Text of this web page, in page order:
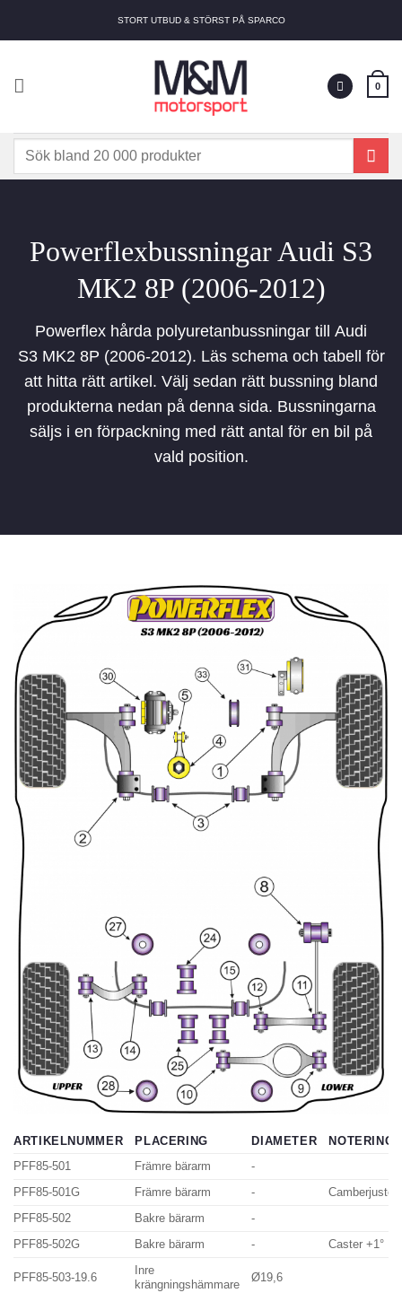
STORT UTBUD & STÖRST PÅ SPARCO
0
Sök
Powerflexbussningar Audi S3
MK2 8P (2006-2012)
Powerflex hårda polyuretanbussningar till Audi
S3 MK2 8P (2006-2012). Läs schema och tabell för
att hitta rätt artikel. Välj sedan rätt bussning bland
produkterna nedan på denna sida. Bussningarna
säljs i en förpackning med rätt antal för en bil på
vald position.
ARTIKELNUMMER PLACERING DIAMETER
PFF85-501
Främre bärarm -
PFF85-501G Främre bärarm -
PFF85-502 Bakre bärarm -
PFF85-502G Bakre bärarm - Caster +1°
PFF85-503-19.6
Inre
krängningshämmare
Ø19,6